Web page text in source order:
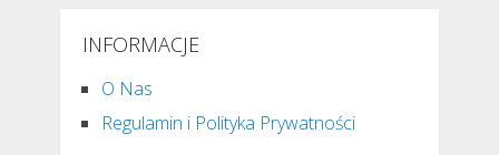
INFORMACJE
O Nas
Regulamin i Polityka Prywatności